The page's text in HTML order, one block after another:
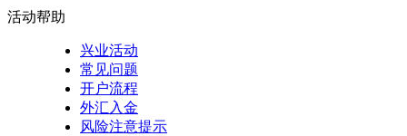
活动帮助
兴业活动
常见问题
开户流程
外汇入金
风险注意提示